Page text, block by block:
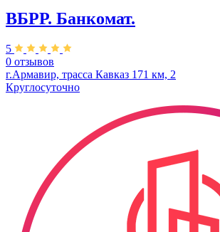
ВБРР. Банкомат.
5
0 отзывов
г.Армавир, трасса Кавказ 171 км, 2
Круглосуточно